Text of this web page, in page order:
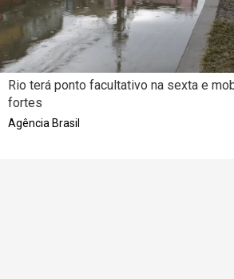
Rio terá ponto facultativo na sexta e
fortes
Agência Brasil